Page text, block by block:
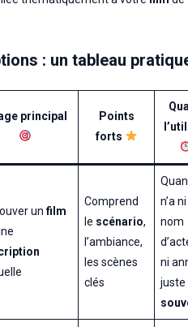
: un tableau
principal
Points
forts
un film
Comprend
le scénario,
l’ambiance,
les scènes
clés
n’a ni
nom
ni
juste